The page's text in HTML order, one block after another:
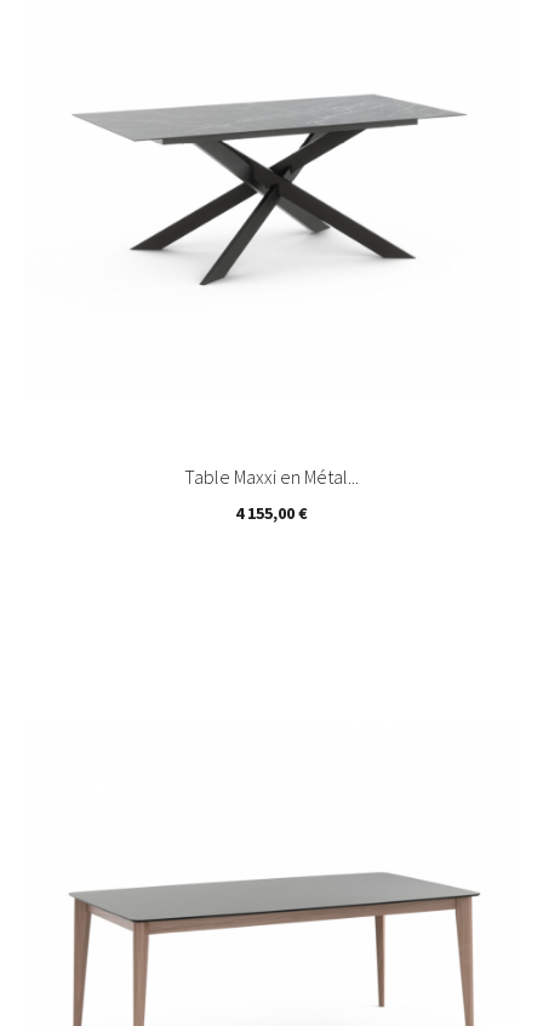
Table Maxxi en Métal...
Prix
4 155,00 €